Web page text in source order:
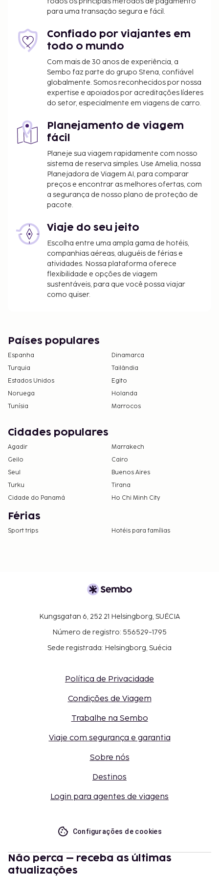
km/69,6 mi
Burbank, California (BUR-Hollywood Burbank) - 194,1
km/120,6 mi
A receção está aberta durante um horário limitado.
Há estacionamento grátis no local. Algumas das
comodidades e serviços em destaque incluem Wi-fi
grátis e churrasqueiras a gás.
Estadia de animais de estimação: 50 USD por
alojamento, por noite
A lista anterior pode não estar completa. As taxas e
os depósitos podem não incluir impostos e estão
sujeitos a alterações.
Acesso à piscina 24 horas por dia
para uma transação segura e fácil.
Confiado por viajantes em
todo o mundo
Com mais de 30 anos de experiência, a
Sembo faz parte do grupo Stena, confiável
globalmente. Somos reconhecidos por nossa
expertise e apoiados por acreditações líderes
do setor, especialmente em viagens de carro.
Planejamento de viagem
fácil
Planeje sua viagem rapidamente com nosso
sistema de reserva simples. Use Amelia, nossa
Planejadora de Viagem AI, para comparar
preços e encontrar as melhores ofertas, com
a segurança de nosso plano de proteção de
pacote.
Viaje do seu jeito
Escolha entre uma ampla gama de hotéis,
companhias aéreas, aluguéis de férias e
atividades. Nossa plataforma oferece
flexibilidade e opções de viagem
sustentáveis, para que você possa viajar
como quiser.
Países populares
Espanha
Dinamarca
Turquia
Tailândia
Estados Unidos
Egito
Noruega
Holanda
Tunísia
Marrocos
Cidades populares
Agadir
Marrakech
Geilo
Cairo
Seul
Buenos Aires
Turku
Tirana
Cidade do Panamá
Ho Chi Minh City
Férias
Sport trips Hotéis para famílias
Kungsgatan 6, 252 21 Helsingborg, SUÉCIA
Número de registro: 556529-1795
Sede registrada: Helsingborg, Suécia
Política de Privacidade
Condições de Viagem
Trabalhe na Sembo
Viaje com segurança e garantia
Sobre nós
Destinos
Login para agentes de viagens
Configurações de cookies
Não perca – receba as últimas
atualizações